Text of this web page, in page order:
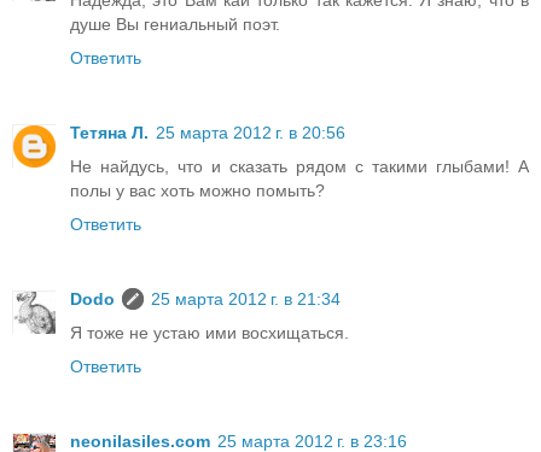
душе Вы гениальный поэт.
Ответить
Тетяна Л. 25 марта 2012 г. в 20:56
Не найдусь, что и сказать рядом с такими глыбами! А
полы у вас хоть можно помыть?
Ответить
Dodo
25 марта 2012 г. в 21:34
Я тоже не устаю ими восхищаться.
Ответить
neonilasiles.com 25 марта 2012 г. в 23:16